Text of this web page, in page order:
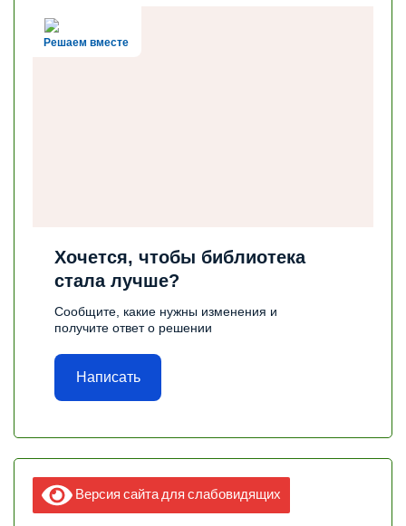
Решаем вместе
Хочется, чтобы библиотека
стала лучше?
Сообщите, какие нужны изменения и
получите ответ о решении
Написать
Версия сайта для слабовидящих